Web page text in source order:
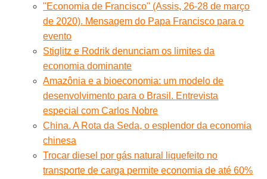
"Economia de Francisco" (Assis, 26-28 de março
de 2020). Mensagem do Papa Francisco para o
evento
Stiglitz e Rodrik denunciam os limites da
economia dominante
Amazônia e a bioeconomia: um modelo de
desenvolvimento para o Brasil. Entrevista
especial com Carlos Nobre
China. A Rota da Seda, o esplendor da economia
chinesa
Trocar diesel por gás natural liquefeito no
transporte de carga permite economia de até 60%